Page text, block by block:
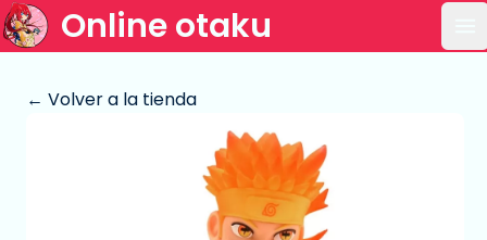
Online otaku
← Volver a la tienda